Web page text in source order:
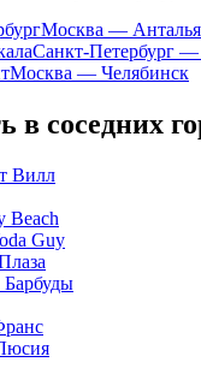
Москва — Анталья
Санкт-Петербург
Москва — Челябинск
в соседних
Вилл
Beach
Guy